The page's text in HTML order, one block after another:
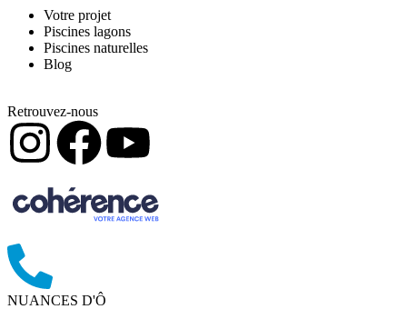
Votre projet
Piscines lagons
Piscines naturelles
Blog
Retrouvez-nous
NUANCES D'Ô